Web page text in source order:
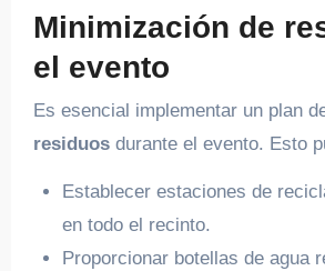
Minimización de
el evento
Es esencial implementar un plan
residuosdurante el evento. Esto
Establecer estaciones de
en todo el recinto.
Proporcionar botellas de agua